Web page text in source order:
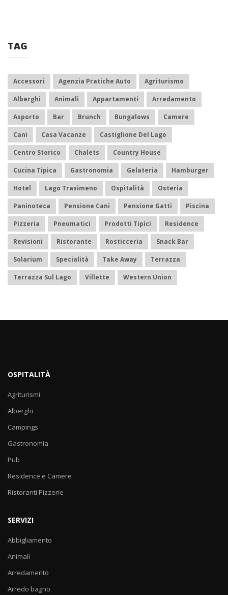
TAG
Accessori Agenzia Pratiche Auto Agriturismo
Alberghi Animali Appartamenti Arredamento
Asporto Bar Brunch Bungalows Camere
Cani Casa Vacanze Castiglione Del Lago
Centro Storico Chalets Country House
Cucina Tipica Gastronomia Gelateria Hamburger
Hotel Lago Trasimeno Ospitalità Osteria
Paninoteca Pensione Cani Pensione Gatti Piscina
Pizzeria Pneumatici Prodotti Tipici Residence
Revisioni Ristorante Rosticceria Snack Bar
Solarium Specialità Take Away Terrazza
Terrazza Sul Lago Villette Western Union
OSPITALITÀ
Agriturismi
Alberghi
Campings
Gastronomia
Pub
Residence e Camere
Ristoranti Pizzerie
SERVIZI
Abbigliamento
Animali
Arredamento
Arredo bagno